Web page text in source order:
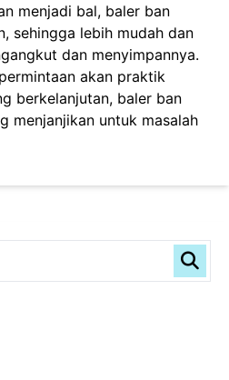
menjadi bal, baler ban
sehingga lebih mudah dan
dan menyimpannya.
akan praktik
berkelanjutan, baler ban
menjanjikan untuk masalah